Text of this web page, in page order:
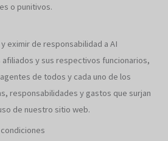
o punitivos.
eximir de responsabilidad a AI
afiliados y sus respectivos funcionarios,
de todos y cada uno de los
responsabilidades y gastos que surjan
de nuestro sitio web.